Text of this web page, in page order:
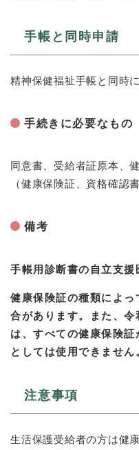
手帳と同時申請
精神保健福祉手帳と同時
手続きに必要なもの
同意書、受給者証原本、
（健康保険証、資格確認
備考
手帳用診断書の自立支援
健康保険証の種類によ
合があります。また、
は、すべての健康保険
としては使用できません
注意事項
生活保護受給者の方は健